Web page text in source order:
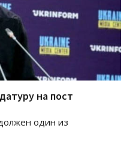
на пост
один из